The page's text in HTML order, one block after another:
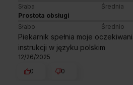
Zakup na Raty 0%
Darmowy odbiór
zużytego sprzętu
Słaba
Średnia
Prostota obsługi
Słabo
Średnio
Piekarnik spełnia moje
instrukcji w języku polskim
12/26/2025
0
0